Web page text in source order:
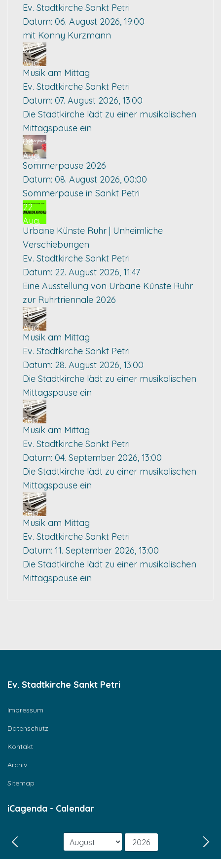
Ev. Stadtkirche Sankt Petri
Datum: 06. August 2026, 19:00
mit Konny Kurzmann
07
Aug.
Musik am Mittag
Ev. Stadtkirche Sankt Petri
Datum: 07. August 2026, 13:00
Die Stadtkirche lädt zu einer musikalischen
Mittagspause ein
08
Aug.
Sommerpause 2026
Datum: 08. August 2026, 00:00
Sommerpause in Sankt Petri
22
Aug.
Urbane Künste Ruhr | Unheimliche
Verschiebungen
Ev. Stadtkirche Sankt Petri
Datum: 22. August 2026, 11:47
Eine Ausstellung von Urbane Künste Ruhr
zur Ruhrtriennale 2026
28
Aug.
Musik am Mittag
Ev. Stadtkirche Sankt Petri
Datum: 28. August 2026, 13:00
Die Stadtkirche lädt zu einer musikalischen
Mittagspause ein
04
Sep.
Musik am Mittag
Ev. Stadtkirche Sankt Petri
Datum: 04. September 2026, 13:00
Die Stadtkirche lädt zu einer musikalischen
Mittagspause ein
11
Sep.
Musik am Mittag
Ev. Stadtkirche Sankt Petri
Datum: 11. September 2026, 13:00
Die Stadtkirche lädt zu einer musikalischen
Mittagspause ein
Ev. Stadtkirche Sankt Petri
Impressum
Datenschutz
Kontakt
Archiv
Sitemap
iCagenda - Calendar
Zurück - Monat
Jahr